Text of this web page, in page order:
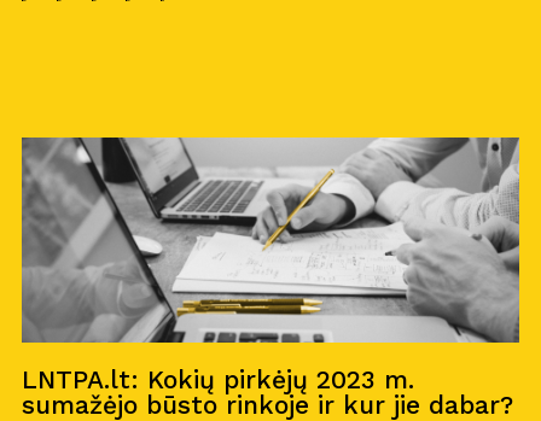
LNTPA.lt: Kokių pirkėjų 2023 m.
sumažėjo būsto rinkoje ir kur jie dabar?